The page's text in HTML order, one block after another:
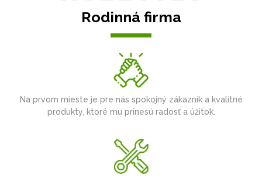
Rodinná firma
Na prvom mieste je pre nás spokojný zákazník a kvalitné
produkty, ktoré mu prinesú radosť a úžitok.